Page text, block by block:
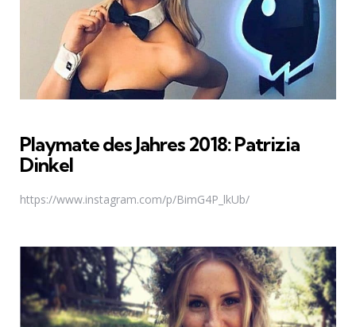
Playmate des Jahres 2018: Patrizia
Dinkel
https://www.instagram.com/p/BimG4P_lkUb/